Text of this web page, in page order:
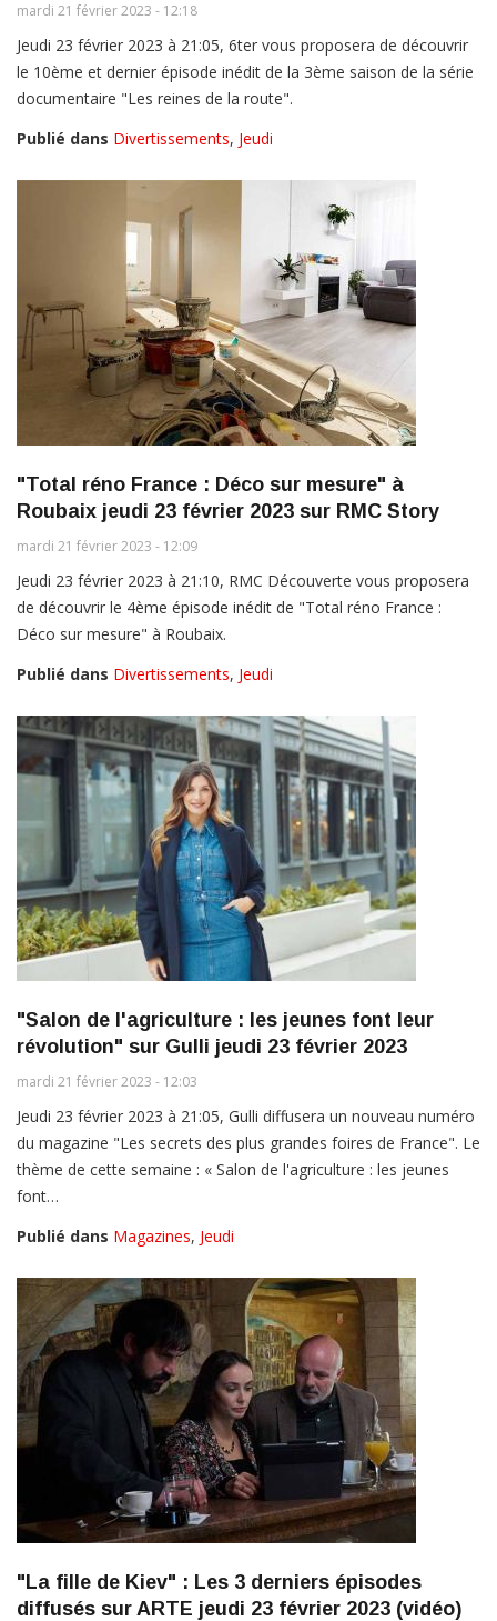
mardi 21 février 2023 - 12:18
Jeudi 23 février 2023 à 21:05, 6ter vous proposera de découvrir
le 10ème et dernier épisode inédit de la 3ème saison de la série
documentaire "Les reines de la route".
Publié dans Divertissements, Jeudi
"Total réno France : Déco sur mesure" à
Roubaix jeudi 23 février 2023 sur RMC Story
mardi 21 février 2023 - 12:09
Jeudi 23 février 2023 à 21:10, RMC Découverte vous proposera
de découvrir le 4ème épisode inédit de "Total réno France :
Déco sur mesure" à Roubaix.
Publié dans Divertissements, Jeudi
"Salon de l'agriculture : les jeunes font leur
révolution" sur Gulli jeudi 23 février 2023
mardi 21 février 2023 - 12:03
Jeudi 23 février 2023 à 21:05, Gulli diffusera un nouveau numéro
du magazine "Les secrets des plus grandes foires de France". Le
thème de cette semaine : « Salon de l'agriculture : les jeunes
font…
Publié dans Magazines, Jeudi
"La fille de Kiev" : Les 3 derniers épisodes
diffusés sur ARTE jeudi 23 février 2023 (vidéo)